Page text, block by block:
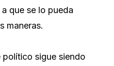
que se lo pueda
maneras.
político sigue siendo